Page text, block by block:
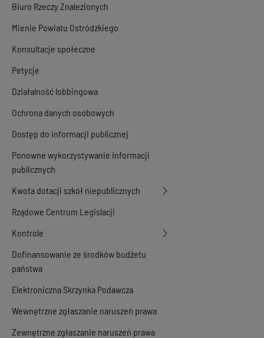
Biuro Rzeczy Znalezionych
Mienie Powiatu Ostródzkiego
Konsultacje społeczne
Petycje
Działalność lobbingowa
Ochrona danych osobowych
Dostęp do informacji publicznej
Ponowne wykorzystywanie informacji
publicznych
Kwota dotacji szkół niepublicznych
Rządowe Centrum Legislacji
Kontrole
Dofinansowanie ze środków budżetu
państwa
Elektroniczna Skrzynka Podawcza
Wewnętrzne zgłaszanie naruszeń prawa
Zewnętrzne zgłaszanie naruszeń prawa